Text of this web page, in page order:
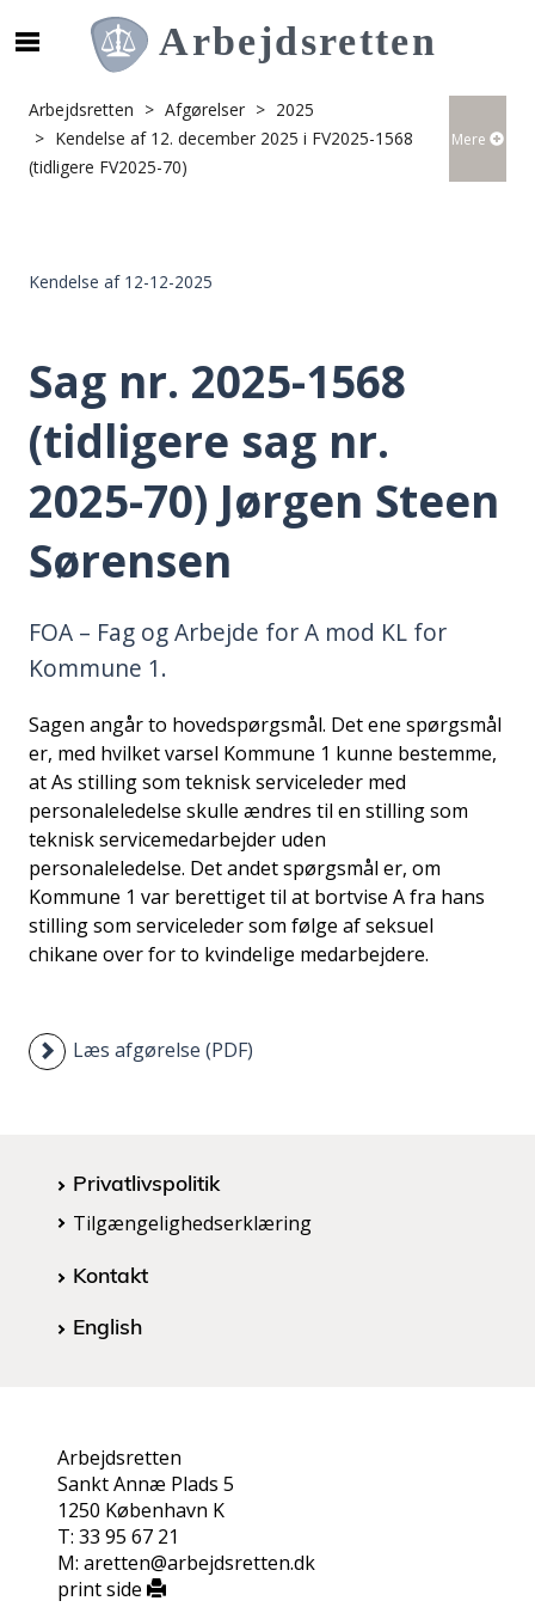
e
f
o
d
å
i
d
n
Arbejdsretten Afgørelser
2025
Kendelse af 12. december 2025 i FV2025-1568
(tidligere FV2025-70)
Mere
Kendelse af 12-12-2025
Sag nr. 2025-1568
(tidligere sag nr.
2025-70) Jørgen Steen
Sørensen
FOA – Fag og Arbejde for A mod KL for
Kommune 1.
Sagen angår to hovedspørgsmål. Det ene spørgsmål
er, med hvilket varsel Kommune 1 kunne bestemme,
at As stilling som teknisk serviceleder med
personaleledelse skulle ændres til en stilling som
teknisk servicemedarbejder uden
personaleledelse. Det andet spørgsmål er, om
Kommune 1 var berettiget til at bortvise A fra hans
stilling som serviceleder som følge af seksuel
chikane over for to kvindelige medarbejdere.
Læs afgørelse (PDF)
Privatlivspolitik
Tilgængelighedserklæring
Kontakt
English
Arbejdsretten
Sankt Annæ Plads 5
1250 København K
T: 33 95 67 21
M: aretten@arbejdsretten.dk
print side